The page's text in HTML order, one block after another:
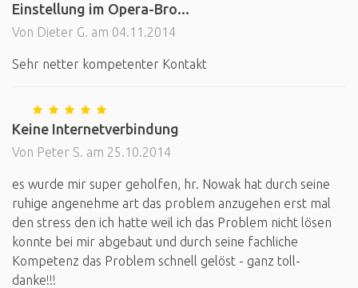
Einstellung im Opera-Bro...
Von Dieter G. am 04.11.2014
Sehr netter kompetenter Kontakt
Keine Internetverbindung
Von Peter S. am 25.10.2014
es wurde mir super geholfen, hr. Nowak hat durch seine
ruhige angenehme art das problem anzugehen erst mal
den stress den ich hatte weil ich das Problem nicht lösen
konnte bei mir abgebaut und durch seine fachliche
Kompetenz das Problem schnell gelöst - ganz toll-
danke!!!